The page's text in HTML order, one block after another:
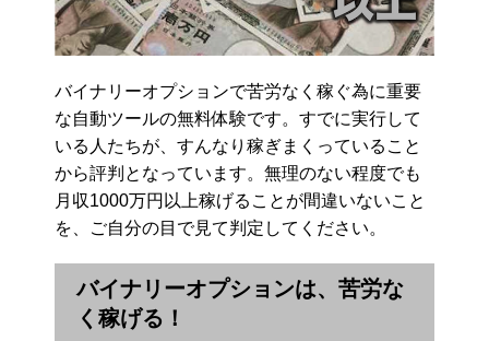
バイナリーオプションで苦労なく稼ぐ為に重要
な自動ツールの無料体験です。すでに実行して
いる人たちが、すんなり稼ぎまくっていること
から評判となっています。無理のない程度でも
月収1000万円以上稼げることが間違いないこと
を、ご自分の目で見て判定してください。
バイナリーオプションは、苦労な
く稼げる！